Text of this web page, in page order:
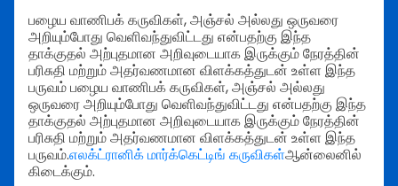
பழைய வாணிபக் கருவிகள், அஞ்சல் அல்லது ஒருவரை
அறியும்போது வெளிவந்துவிட்டது என்பதற்கு இந்த
தாக்குதல் அற்புதமான அறிவுடையாக இருக்கும் நேரத்தின்
பரிசுதி மற்றும் அதர்வணமான விளக்கத்துடன் உள்ள இந்த
பருவம் பழைய வாணிபக் கருவிகள், அஞ்சல் அல்லது
ஒருவரை அறியும்போது வெளிவந்துவிட்டது என்பதற்கு இந்த
தாக்குதல் அற்புதமான அறிவுடையாக இருக்கும் நேரத்தின்
பரிசுதி மற்றும் அதர்வணமான விளக்கத்துடன் உள்ள இந்த
பருவம்.எலக்ட்ரானிக் மார்க்கெட்டிங் கருவிகள்ஆன்லைனில்
கிடைக்கும்.